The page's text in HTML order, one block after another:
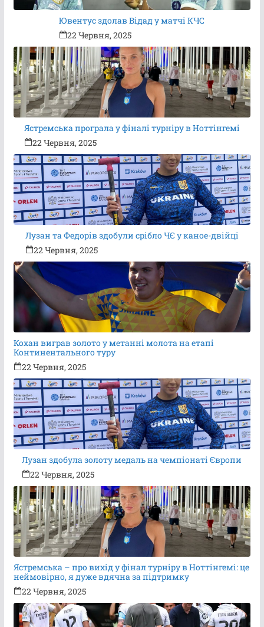
Ювентус здолав Відад у матчі КЧС
22 Червня, 2025
Ястремська програла у фіналі турніру в Ноттінгемі
22 Червня, 2025
Лузан та Федорів здобули срібло ЧЄ у каное-двійці
22 Червня, 2025
Кохан виграв золото у метанні молота на етапі
Континентального туру
22 Червня, 2025
Лузан здобула золоту медаль на чемпіонаті Європи
22 Червня, 2025
Ястремська – про вихід у фінал турніру в Ноттінгемі: це
неймовірно, я дуже вдячна за підтримку
22 Червня, 2025